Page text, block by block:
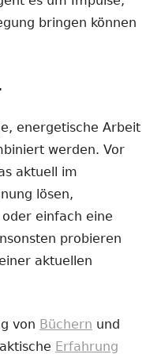
bringen können
energetische Arbeit
werden. Vor
aktuell im
lösen,
einfach eine
probieren
aktuellen
von Büchern und
Erfahrung